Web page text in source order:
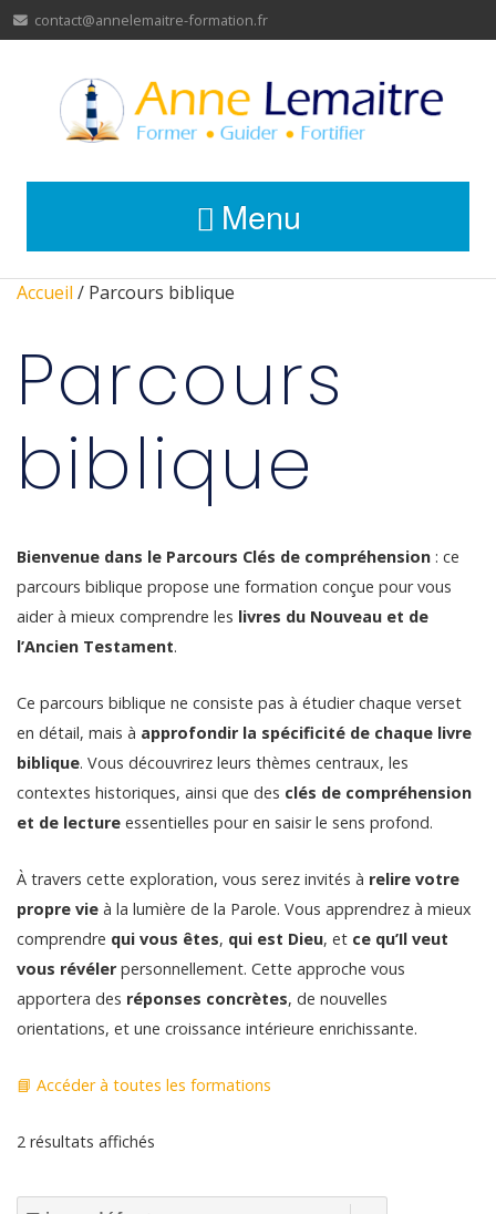
contact@annelemaitre-formation.fr
Menu
Accueil / Parcours biblique
Parcours
biblique
Bienvenue dans le Parcours Clés de compréhension : ce
parcours biblique propose une formation conçue pour vous
aider à mieux comprendre les livres du Nouveau et de
l’Ancien Testament.
Ce parcours biblique ne consiste pas à étudier chaque verset
en détail, mais à approfondir la spécificité de chaque livre
biblique. Vous découvrirez leurs thèmes centraux, les
contextes historiques, ainsi que des clés de compréhension
et de lecture essentielles pour en saisir le sens profond.
À travers cette exploration, vous serez invités à relire votre
propre vie à la lumière de la Parole. Vous apprendrez à mieux
comprendre qui vous êtes, qui est Dieu, et ce qu’Il veut
vous révéler personnellement. Cette approche vous
apportera des réponses concrètes, de nouvelles
orientations, et une croissance intérieure enrichissante.
📘 Accéder à toutes les formations
2 résultats affichés